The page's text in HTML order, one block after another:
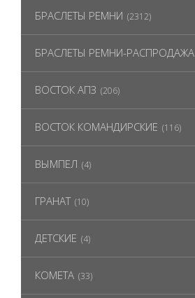
БРАСЛЕТЫ РЕМНИ (2312)
БРАСЛЕТЫ РЕМНИ-РАСПРОДАЖА
ВОСТОК АПЗ (206)
ВОСТОК КОМАНДИРСКИЕ (116)
ВЫМПЕЛ (4)
ГРАНАТ (10)
ДЕТСКИЕ (4)
КОМЕТА (33)